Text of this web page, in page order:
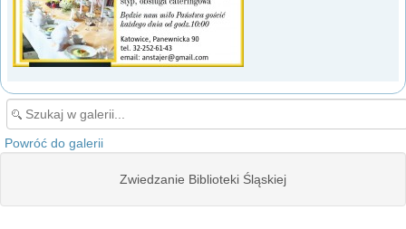
Powróć do galerii
Zwiedzanie Biblioteki Śląskiej